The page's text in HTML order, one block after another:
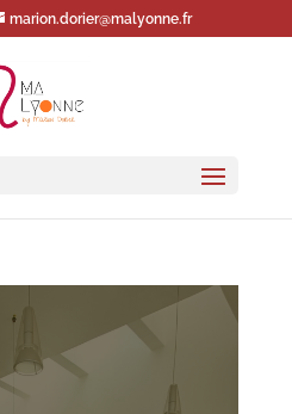
marion.dorier@malyonne.fr